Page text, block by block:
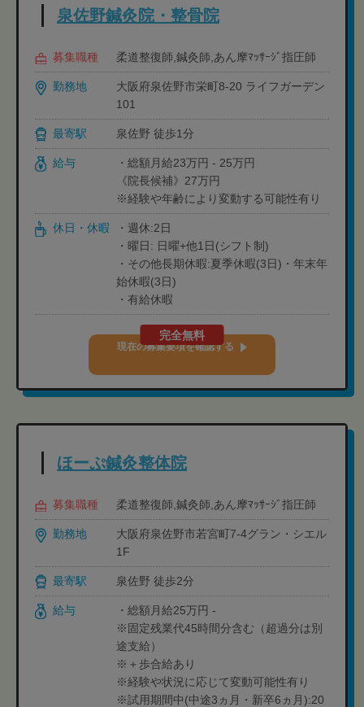
泉佐野鍼灸院・整骨院
募集職種 柔道整復師,鍼灸師,あん摩ﾏｯｻｰｼﾞ指圧師
勤務地
大阪府泉佐野市栄町8-20 ライフガーデン
101
最寄駅 泉佐野 徒歩1分
給与
・総額月給23万円 - 25万円
《院長候補》27万円
※経験や年齢により変動する可能性有り
休日・休暇
・週休:2日
・曜日: 日曜+他1日(シフト制)
・その他長期休暇:夏季休暇(3日)・年末年
始休暇(3日)
・有給休暇
完全無料
現在の募集要項を確認する
ほーぷ鍼灸整体院
募集職種 柔道整復師,鍼灸師,あん摩ﾏｯｻｰｼﾞ指圧師
勤務地
大阪府泉佐野市若宮町7-4グラン・シエル
1F
最寄駅 泉佐野 徒歩2分
給与
・総額月給25万円 -
※固定残業代45時間分含む（超過分は別
途支給）
※＋歩合給あり
※経験や状況に応じて変動可能性有り
※試用期間中(中途3ヵ月・新卒6ヵ月):20